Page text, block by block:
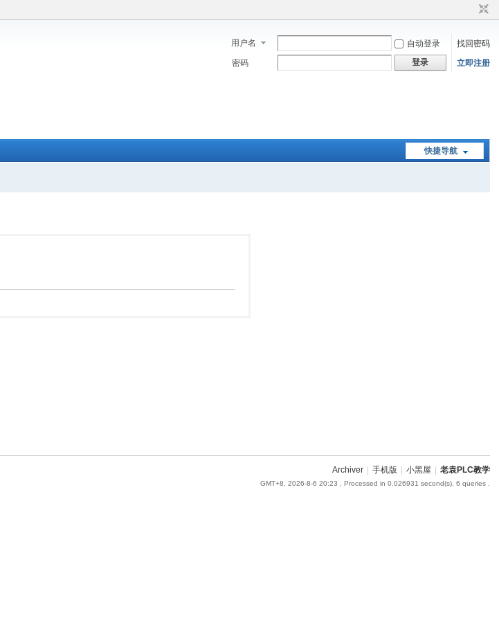
用户名 自动登录
找回密码
密码
登录 立即注册
快捷导航
Archiver 手机版 小黑屋 老袁PLC教学
GMT+8, 2026-8-6 20:23 , Processed in 0.026931 second(s), 6 queries .